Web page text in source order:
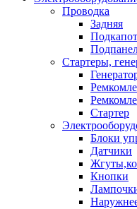
Проводка
Задняя
Стартеры,
Стартер
Блоки
Датчики
Кнопки